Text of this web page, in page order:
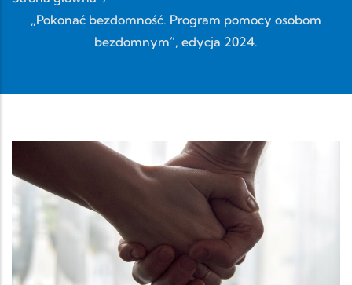
„Pokonać bezdomność. Program pomocy osobom
bezdomnym”, edycja 2024.